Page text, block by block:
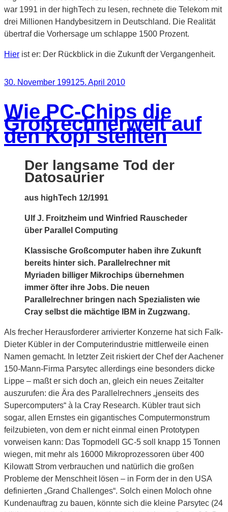
war 1991 in der highTech zu lesen, rechnete die Telekom mit
drei Millionen Handybesitzern in Deutschland. Die Realität
übertraf die Vorhersage um schlappe 1500 Prozent.
Hier ist er: Der Rückblick in die Zukunft der Vergangenheit.
Veröffentlicht
30. November 199125. April 2010
Wie PC-Chips die
Großrechnerwelt auf
den Kopf stellten
Der langsame Tod der
Datosaurier
aus highTech 12/1991
Ulf J. Froitzheim und Winfried Rauscheder
über Parallel Computing
Klassische Großcomputer haben ihre Zukunft
bereits hinter sich. Parallelrechner mit
Myriaden billiger Mikrochips übernehmen
immer öfter ihre Jobs. Die neuen
Parallelrechner bringen nach Spezialisten wie
Cray selbst die mächtige IBM in Zugzwang.
Als frecher Herausforderer arrivierter Konzerne hat sich Falk-
Dieter Kübler in der Computerindustrie mittlerweile einen
Namen gemacht. In letzter Zeit riskiert der Chef der Aachener
150-Mann-Firma Parsytec allerdings eine besonders dicke
Lippe – maßt er sich doch an, gleich ein neues Zeitalter
auszurufen: die Ära des Parallelrechners „jenseits des
Supercomputers“ à la Cray Research. Kübler traut sich
sogar, allen Ernstes ein gigantisches Computermonstrum
feilzubieten, von dem er nicht einmal einen Prototypen
vorweisen kann: Das Topmodell GC-5 soll knapp 15 Tonnen
wiegen, mit mehr als 16000 Mikroprozessoren über 400
Kilowatt Strom verbrauchen und natürlich die großen
Probleme der Menschheit lösen – in Form der in den USA
definierten „Grand Challenges“. Solch einen Moloch ohne
Kundenauftrag zu bauen, könnte sich die kleine Parsytec (24